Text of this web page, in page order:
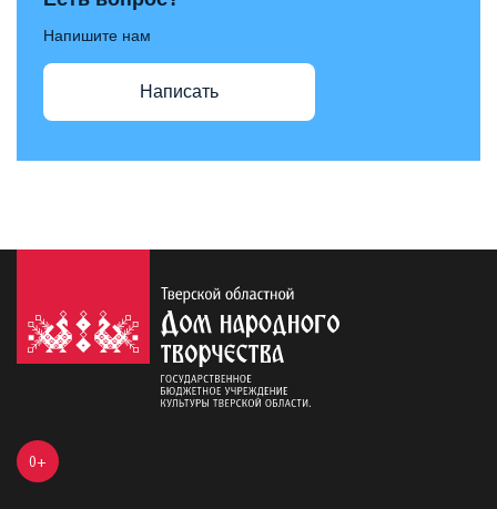
Напишите нам
Написать
0+